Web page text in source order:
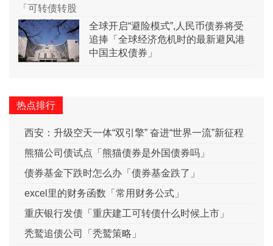
全球开启“避险模式”,人民币债券将受
追捧「全球经济危机时的最新避风港
中国主权债券」
热点排行
西安：升级空天一体“双引擎” 奋进“世界一流”新征程
熊猫公司债试点「熊猫债券是外国债券吗」
债券基金下跌时怎么办「债券基金跌了」
excel里的财务函数「常用财务公式」
重庆银行发债「重庆建工可转债什么时候上市」
秃鹫追债公司「秃鹫策略」